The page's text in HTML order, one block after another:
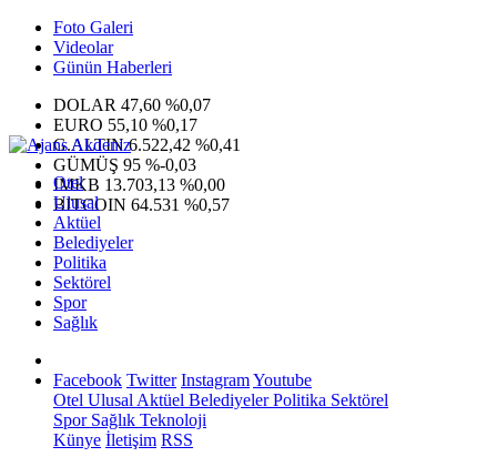
Foto Galeri
Videolar
Günün Haberleri
DOLAR 47,60 %0,07
EURO 55,10 %0,17
G.ALTIN6.522,42 %0,41
GÜMÜŞ 95 %-0,03
IMKB 13.703,13 %0,00
BITCOIN 64.531 %0,57
Otel
Ulusal
Aktüel
Belediyeler
Politika
Sektörel
Spor
Sağlık
Facebook Twitter InstagramYoutube
Otel Ulusal Aktüel BelediyelerPolitika Sektörel
SporSağlık Teknoloji
Künye İletişim RSS